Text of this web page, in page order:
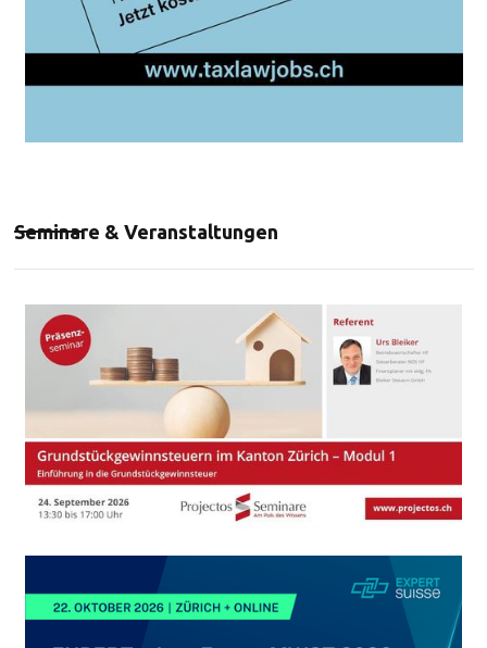
Seminare & Veranstaltungen